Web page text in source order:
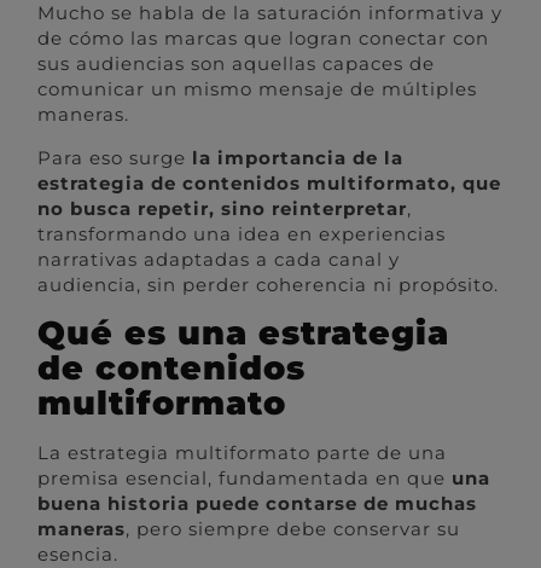
Mucho se habla de la saturación informativa y
de cómo las marcas que logran conectar con
sus audiencias son aquellas capaces de
comunicar un mismo mensaje de múltiples
maneras.
Para eso surge la importancia de la
estrategia de contenidos multiformato, que
no busca repetir, sino reinterpretar,
transformando una idea en experiencias
narrativas adaptadas a cada canal y
audiencia, sin perder coherencia ni propósito.
Qué es una estrategia
de contenidos
multiformato
La estrategia multiformato parte de una
premisa esencial, fundamentada en que una
buena historia puede contarse de muchas
maneras, pero siempre debe conservar su
esencia.